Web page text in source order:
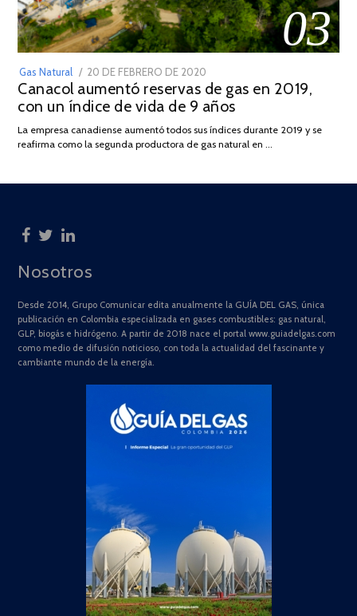
03
Gas Natural
POSTED
ON
20 DE FEBRERO DE 2020
DE
JULIO
2025
Canacol aumentó reservas de gas en 2019,
con un índice de vida de 9 años
La empresa canadiense aumentó todos sus índices durante 2019 y se
reafirma como la segunda productora de gas natural en …
Nosotros
Desde 2014, Grupo Comunicar edita anualmente la GUÍA DEL GAS, única
publicación en Colombia especializada en gases combustibles: gas natural,
GLP, biogás e hidrógeno. A partir de 2018 nace el portal www.guiadelgas.com
como medio de difusión noticioso, con toda la actualidad del fascinante y
cambiante mundo de la energía.